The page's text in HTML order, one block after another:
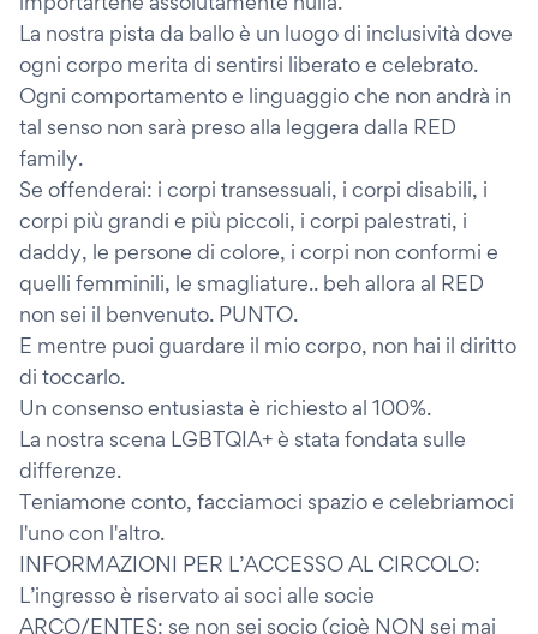
La nostra pista da ballo è un luogo di inclusività dove
ogni corpo merita di sentirsi liberato e celebrato.
Ogni comportamento e linguaggio che non andrà in
tal senso non sarà preso alla leggera dalla RED
family.
Se offenderai: i corpi transessuali, i corpi disabili, i
corpi più grandi e più piccoli, i corpi palestrati, i
daddy, le persone di colore, i corpi non conformi e
quelli femminili, le smagliature.. beh allora al RED
non sei il benvenuto. PUNTO.
E mentre puoi guardare il mio corpo, non hai il diritto
di toccarlo.
Un consenso entusiasta è richiesto al 100%.
La nostra scena LGBTQIA+ è stata fondata sulle
differenze.
Teniamone conto, facciamoci spazio e celebriamoci
l'uno con l'altro.
INFORMAZIONI PER L’ACCESSO AL CIRCOLO:
L’ingresso è riservato ai soci alle socie
ARCO/ENTES: se non sei socio (cioè NON sei mai